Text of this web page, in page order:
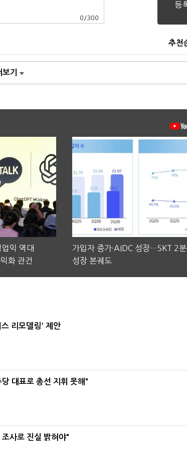
0 /300
추천
기
익 역대
화 관건
가입자 증가·AIDC 성장…SKT 2
성장 본궤도
리모델링' 제안
대표로 총선 지휘 못해"
사로 진실 밝혀야"